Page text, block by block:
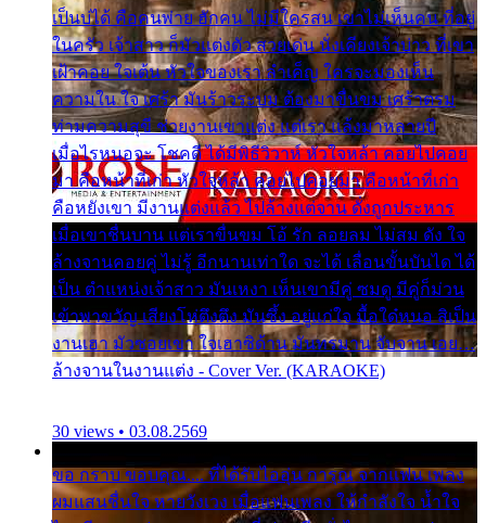
เป็นบ่ได้ คือคนพ่าย ฮักคน ไม่มีใครสน เขาไม่เห็นคน ที่อยู่
ในครัว เจ้าสาว ก็มัวแต่งตัว สวยเด่น นั่งเคียงเจ้าบ่าว ที่เขา
เฝ้าคอย ใจเต้น หัวใจของเรา ลำเค็ญ ใครจะมองเห็น
ความใน ใจ เศร้า มันร้าวระบม ต้องมาขื่นขม เศร้าตรม
ท่ามความสุขี ช่วยงานเขาแต่ง แต่เรา แล้งมาหลายปี
เมื่อไรหนอจะ โชคดี ได้มีพิธีวิวาห์ หัวใจหล้า คอยไปคอย
มา คือหน้าที่เก่า หัวใจหล้า คอยไปคอยมา คือหน้าที่เก่า
คือหยังเขา มีงานแต่งแล้ว ไปล้างแต่จาน ดั่งถูกประหาร
เมื่อเขาชื่นบาน แต่เราขื่นขม โอ้ รัก ลอยลม ไม่สม ดัง ใจ
ล้างจานคอยคู่ ไม่รู้ อีกนานเท่าใด จะได้ เลื่อนขั้นบันได ได้
เป็น ตำแหน่งเจ้าสาว มันเหงา เห็นเขามีคู่ ซมดู มีคู่ก็ม่วน
เข้าพาขวัญ เสียงโห่ตึงตึง มันซึ้ง อยู่แก่ใจ มื้อใด๋หนอ สิเป็น
งานเฮา มัวซอยเขา ใจเฮาซิด้าน มันทรมาน จับจาน เอย…
ล้างจานในงานแต่ง - Cover Ver. (KARAOKE)
30 views • 03.08.2569
ขอ กราบ ขอบคุณ.... ที่ได้รับไออุ่น การุณ จากแฟน เพลง
ผมแสนชื่นใจ หายวังเวง เมื่อแฟนเพลง ให้กำลังใจ น้ำใจ